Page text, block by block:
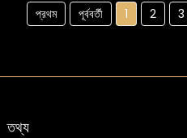
প্রথম পূর্ববর্তী 1 2 3
তথ্য